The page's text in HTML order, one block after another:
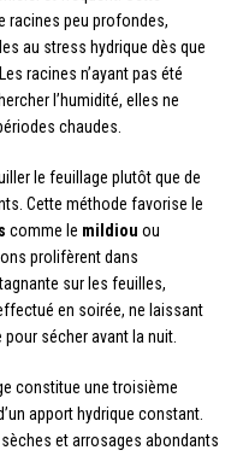
racines peu profondes,
au stress hydrique dès que
racines n’ayant pas été
l’humidité, elles ne
chaudes.
le feuillage plutôt que de
Cette méthode favorise le
comme le mildiou ou
prolifèrent dans
sur les feuilles,
en soirée, ne laissant
sécher avant la nuit.
constitue une troisième
apport hydrique constant.
et arrosages abondants